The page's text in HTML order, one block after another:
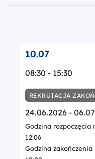
10.07
08:30 - 15:30
REKRUTACJA
24.06.2026 -
Godzina rozpoczęcia
12:06
Godzina